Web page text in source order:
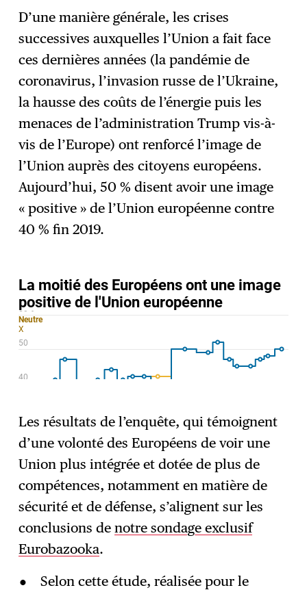
D’une manière générale, les crises
successives auxquelles l’Union a fait face
ces dernières années (la pandémie de
coronavirus, l’invasion russe de l’Ukraine,
la hausse des coûts de l’énergie puis les
menaces de l’administration Trump vis-à-
vis de l’Europe) ont renforcé l’image de
l’Union auprès des citoyens européens.
Aujourd’hui, 50 % disent avoir une image
« positive » de l’Union européenne contre
40 % fin 2019.
Les résultats de l’enquête, qui témoignent
d’une volonté des Européens de voir une
Union plus intégrée et dotée de plus de
compétences, notamment en matière de
sécurité et de défense, s’alignent sur les
conclusions denotre sondage exclusif
Eurobazooka.
Selon cette étude, réalisée pour le